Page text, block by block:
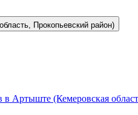
Прокопьевский район)
в Артыште (Кемеровская